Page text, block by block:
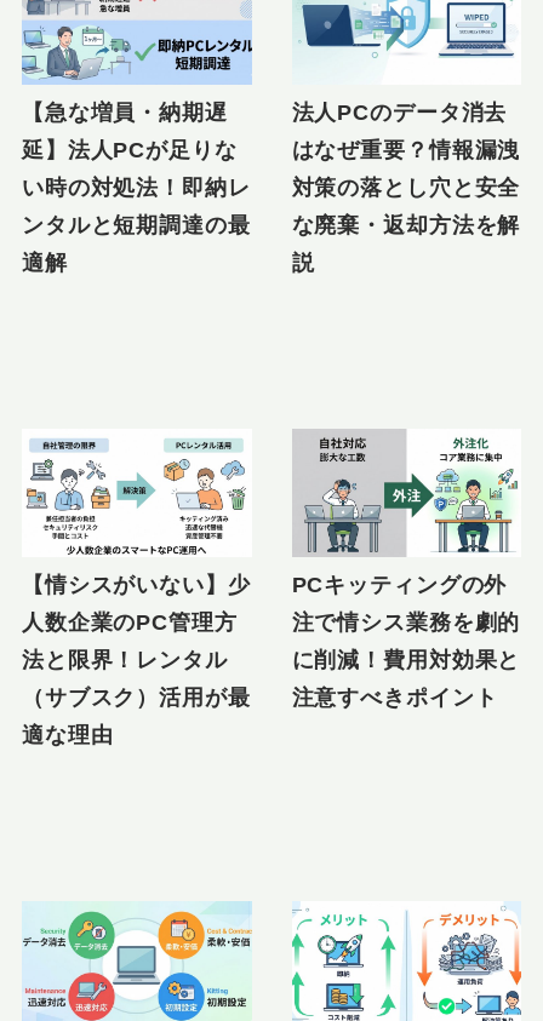
【急な増員・納期遅
延】法人PCが足りな
い時の対処法！即納レ
ンタルと短期調達の最
適解
法人PCのデータ消去
はなぜ重要？情報漏洩
対策の落とし穴と安全
な廃棄・返却方法を解
説
【情シスがいない】少
人数企業のPC管理方
法と限界！レンタル
（サブスク）活用が最
適な理由
PCキッティングの外
注で情シス業務を劇的
に削減！費用対効果と
注意すべきポイント